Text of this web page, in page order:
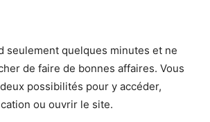
seulement quelques minutes et ne
de faire de bonnes affaires. Vous
possibilités pour y accéder,
ou ouvrir le site.